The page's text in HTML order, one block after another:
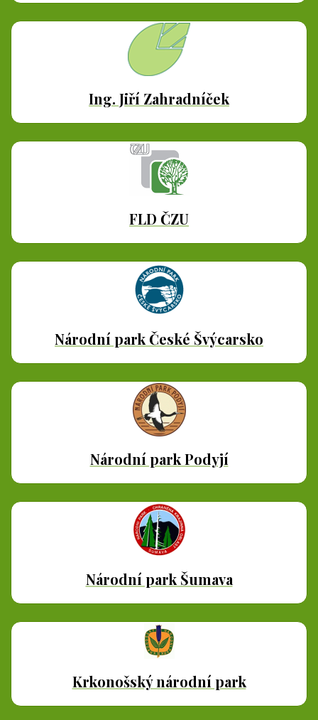
Ing. Jiří Zahradníček
FLD ČZU
Národní park České Švýcarsko
Národní park Podyjí
Národní park Šumava
Krkonošský národní park